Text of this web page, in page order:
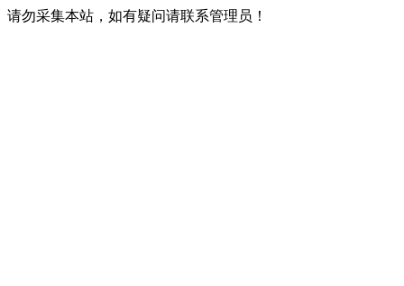
请勿采集本站，如有疑问请联系管理员！